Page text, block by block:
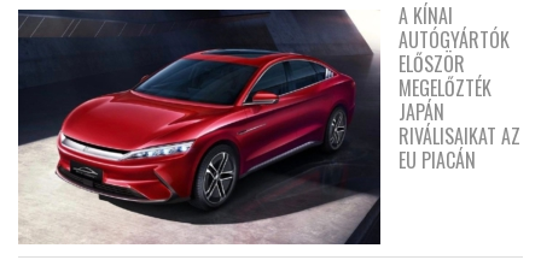
A KÍNAI
AUTÓGYÁRTÓK
ELŐSZÖR
MEGELŐZTÉK
JAPÁN
RIVÁLISAIKAT AZ
EU PIACÁN